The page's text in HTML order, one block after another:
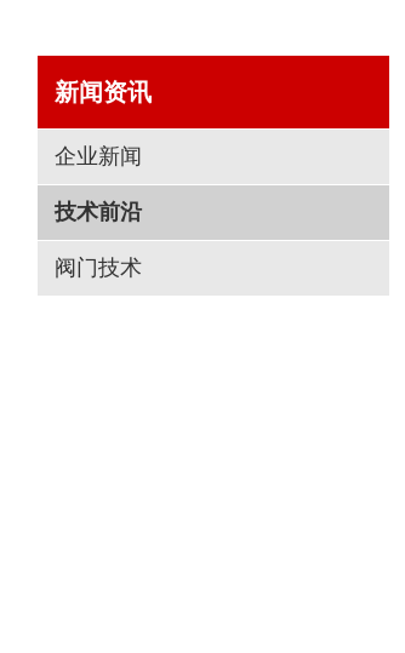
新闻资讯
企业新闻
技术前沿
阀门技术